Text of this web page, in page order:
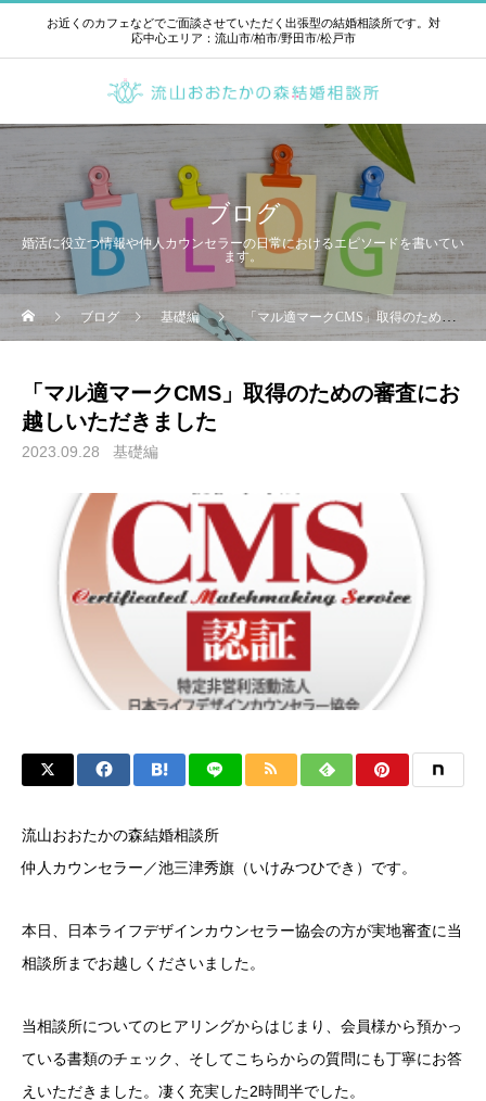
お近くのカフェなどでご面談させていただく出張型の結婚相談所です。対
応中心エリア：流山市/柏市/野田市/松戸市
ブログ
婚活に役立つ情報や仲人カウンセラーの日常におけるエピソードを書いてい
ます。
ブログ 基礎編 「マル適マークCMS」取得のための審査にお越しいただきました
「マル適マークCMS」取得のための審査にお
越しいただきました
2023.09.28 基礎編
流山おおたかの森結婚相談所
仲人カウンセラー／池三津秀旗（いけみつひでき）です。
本日、日本ライフデザインカウンセラー協会の方が実地審査に当
相談所までお越しくださいました。
当相談所についてのヒアリングからはじまり、会員様から預かっ
ている書類のチェック、そしてこちらからの質問にも丁寧にお答
えいただきました。 凄く充実した2時間半でした。